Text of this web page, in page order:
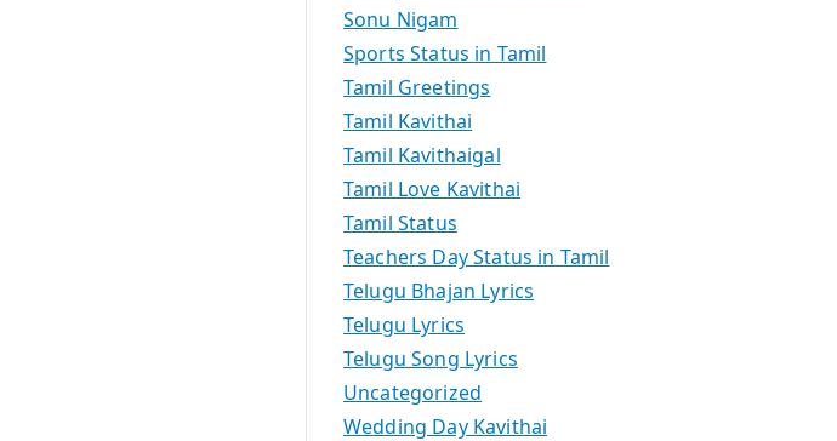
Sonu Nigam
Sports Status in Tamil
Tamil Greetings
Tamil Kavithai
Tamil Kavithaigal
Tamil Love Kavithai
Tamil Status
Teachers Day Status in Tamil
Telugu Bhajan Lyrics
Telugu Lyrics
Telugu Song Lyrics
Uncategorized
Wedding Day Kavithai